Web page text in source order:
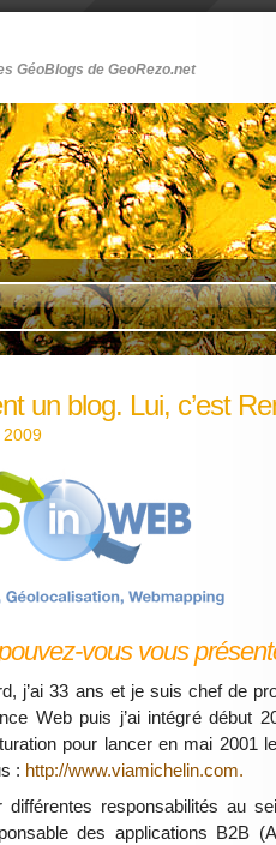
GéoBlogs de GeoRezo.net
un blog. Lui, c’est
2009
vous vous
j’ai 33 ans et je suis chef de
Web puis j’ai intégré début
pour lancer en mai 2001
: http://www.viamichelin.com.
différentes responsabilités au
des applications B2B